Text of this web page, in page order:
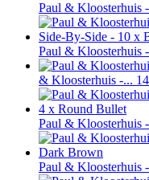
Paul & Kloosterhuis
Paul & Kloosterhuis
& Kloosterhuis -...
Paul & Kloosterhuis
Paul & Kloosterhuis